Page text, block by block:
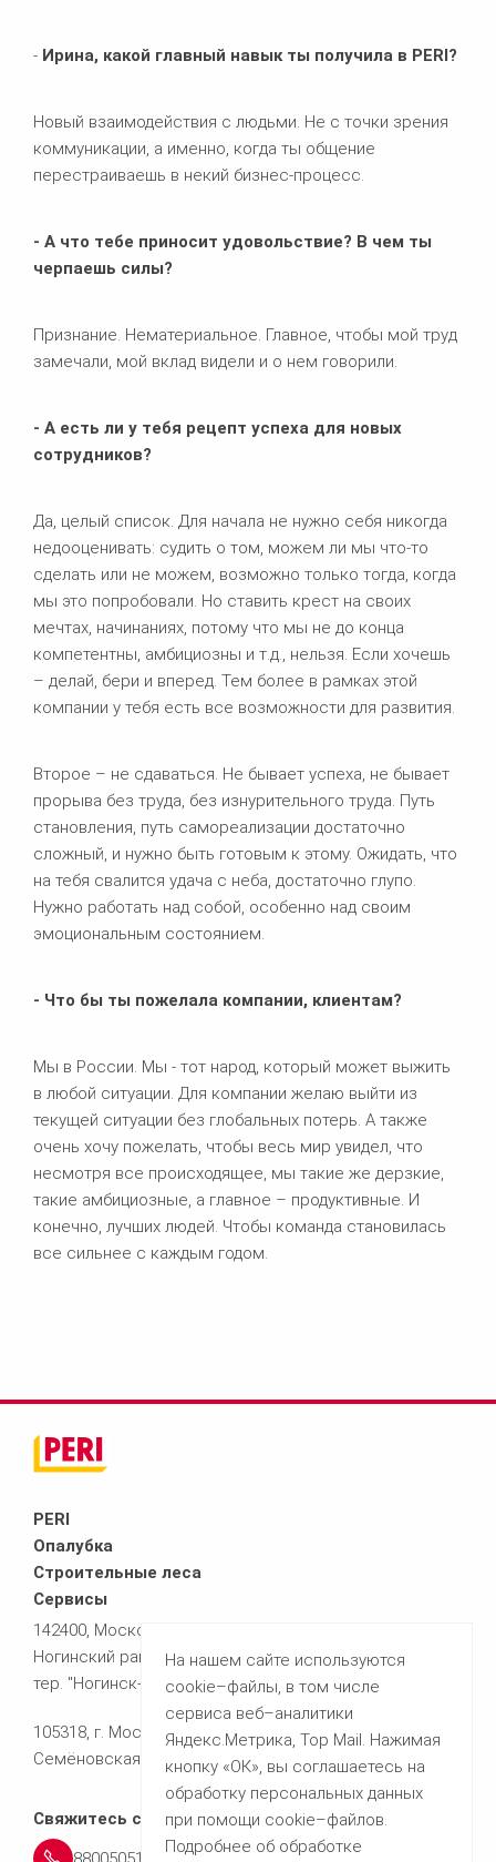
- Ирина, какой главный навык ты получила в PERI?
Новый взаимодействия с людьми. Не с точки зрения
коммуникации, а именно, когда ты общение
перестраиваешь в некий бизнес-процесс.
- А что тебе приносит удовольствие? В чем ты
черпаешь силы?
Признание. Нематериальное. Главное, чтобы мой труд
замечали, мой вклад видели и о нем говорили.
- А есть ли у тебя рецепт успеха для новых
сотрудников?
Да, целый список. Для начала не нужно себя никогда
недооценивать: судить о том, можем ли мы что-то
сделать или не можем, возможно только тогда, когда
мы это попробовали. Но ставить крест на своих
мечтах, начинаниях, потому что мы не до конца
компетентны, амбициозны и т.д., нельзя. Если хочешь
– делай, бери и вперед. Тем более в рамках этой
компании у тебя есть все возможности для развития.
Второе – не сдаваться. Не бывает успеха, не бывает
прорыва без труда, без изнурительного труда. Путь
становления, путь самореализации достаточно
сложный, и нужно быть готовым к этому. Ожидать, что
на тебя свалится удача с неба, достаточно глупо.
Нужно работать над собой, особенно над своим
эмоциональным состоянием.
- Что бы ты пожелала компании, клиентам?
Мы в России. Мы - тот народ, который может выжить
в любой ситуации. Для компании желаю выйти из
текущей ситуации без глобальных потерь. А также
очень хочу пожелать, чтобы весь мир увидел, что
несмотря все происходящее, мы такие же дерзкие,
такие амбициозные, а главное – продуктивные. И
конечно, лучших людей. Чтобы команда становилась
все сильнее с каждым годом.
PERI
Опалубка
Строительные леса
Сервисы
142400, Московская область,
Ногинский район,
тер. "Ногинск-Технопарк", д.9
105318, г. Москва
Семёновская площадь, 7 корпус 8
Свяжитесь с нами
На нашем сайте используются
cookie–файлы, в том числе
сервиса веб–аналитики
Яндекс.Метрика, Top Mail. Нажимая
кнопку «ОК», вы соглашаетесь на
обработку персональных данных
при помощи cookie–файлов.
Подробнее об обработке